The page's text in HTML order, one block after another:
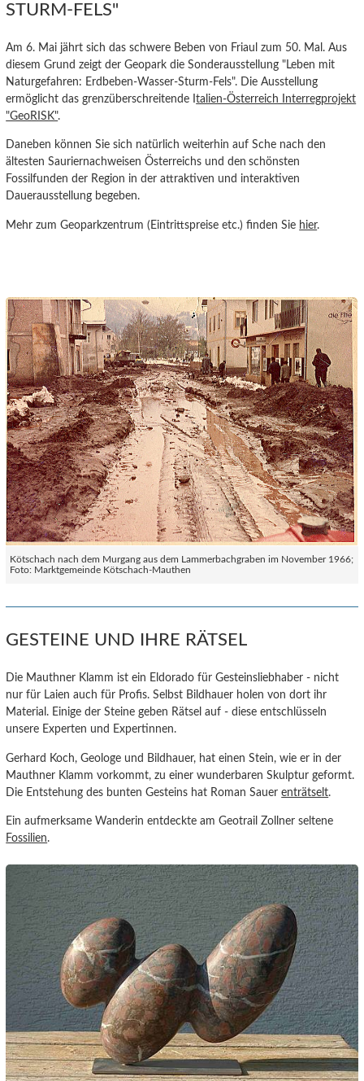
STURM-FELS"
Am 6. Mai jährt sich das schwere Beben von Friaul zum 50. Mal. Aus
diesem Grund zeigt der Geopark die Sonderausstellung "Leben mit
Naturgefahren: Erdbeben-Wasser-Sturm-Fels". Die Ausstellung
ermöglicht das grenzüberschreitende Italien-Österreich Interregprojekt
"GeoRISK".
Daneben können Sie sich natürlich weiterhin auf Sche nach den
ältesten Sauriernachweisen Österreichs und den schönsten
Fossilfunden der Region in der attraktiven und interaktiven
Dauerausstellung begeben.
Mehr zum Geoparkzentrum (Eintrittspreise etc.) finden Sie hier.
Kötschach nach dem Murgang aus dem Lammerbachgraben im November 1966;
Foto: Marktgemeinde Kötschach-Mauthen
GESTEINE UND IHRE RÄTSEL
Die Mauthner Klamm ist ein Eldorado für Gesteinsliebhaber - nicht
nur für Laien auch für Profis. Selbst Bildhauer holen von dort ihr
Material. Einige der Steine geben Rätsel auf - diese entschlüsseln
unsere Experten und Expertinnen.
Gerhard Koch, Geologe und Bildhauer, hat einen Stein, wie er in der
Mauthner Klamm vorkommt, zu einer wunderbaren Skulptur geformt.
Die Entstehung des bunten Gesteins hat Roman Sauerenträtselt.
Ein aufmerksame Wanderin entdeckte am Geotrail Zollner seltene
Fossilien.